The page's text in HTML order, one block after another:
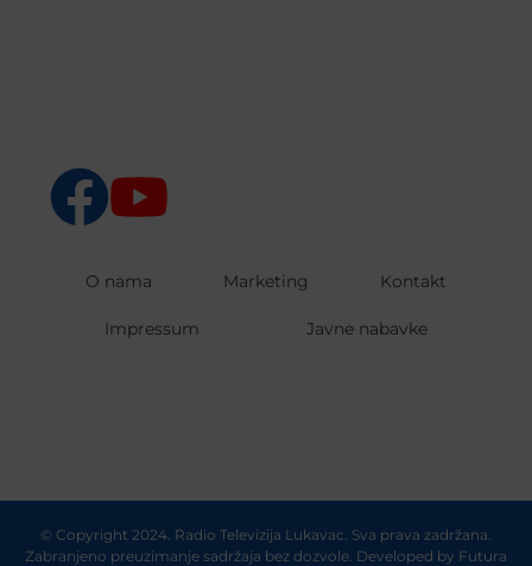
O nama Marketing Kontakt
Impressum Javne nabavke
© Copyright 2024. Radio Televizija Lukavac. Sva prava zadržana.
Zabranjeno preuzimanje sadržaja bez dozvole. Developed by Futura